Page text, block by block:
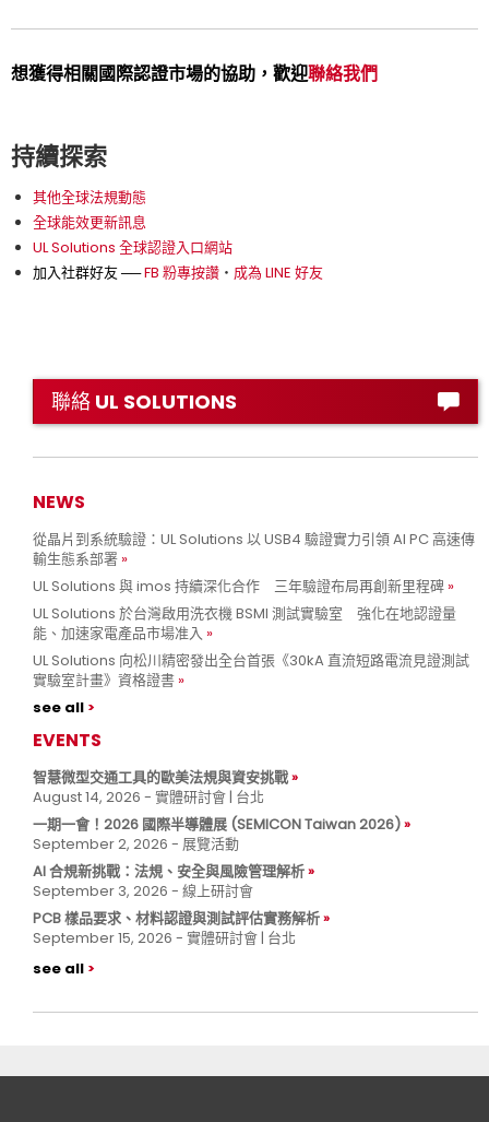
想獲得相關國際認證市場的協助，歡迎聯絡我們
持續探索
其他全球法規動態
全球能效更新訊息
UL Solutions 全球認證入口網站
加入社群好友 ──FB 粉專按讚 ‧ 成為 LINE 好友
聯絡 UL SOLUTIONS
NEWS
從晶片到系統驗證：UL Solutions 以 USB4 驗證實力引領 AI PC 高速傳
輸生態系部署
UL Solutions 與 imos 持續深化合作 三年驗證布局再創新里程碑
UL Solutions 於台灣啟用洗衣機 BSMI 測試實驗室 強化在地認證量
能、加速家電產品市場准入
UL Solutions 向松川精密發出全台首張《30kA 直流短路電流見證測試
實驗室計畫》資格證書
see all
EVENTS
智慧微型交通工具的歐美法規與資安挑戰
August 14, 2026 - 實體研討會 | 台北
一期一會！2026 國際半導體展 (SEMICON Taiwan 2026)
September 2, 2026 - 展覽活動
AI 合規新挑戰：法規、安全與風險管理解析
September 3, 2026 - 線上研討會
PCB 樣品要求、材料認證與測試評估實務解析
September 15, 2026 - 實體研討會 | 台北
see all